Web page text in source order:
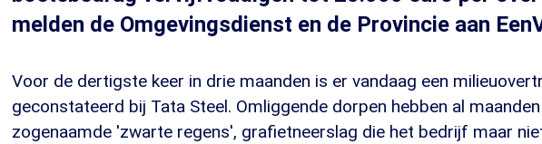
melden de Omgevingsdienst en de Provincie aan
Voor de dertigste keer in drie maanden is er vandaag een
geconstateerd bij Tata Steel. Omliggende dorpen hebben al
zogenaamde 'zwarte regens', grafietneerslag die het bedrijf maar